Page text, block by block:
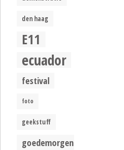
den haag
E11
ecuador
festival
foto
geekstuff
goedemorgen